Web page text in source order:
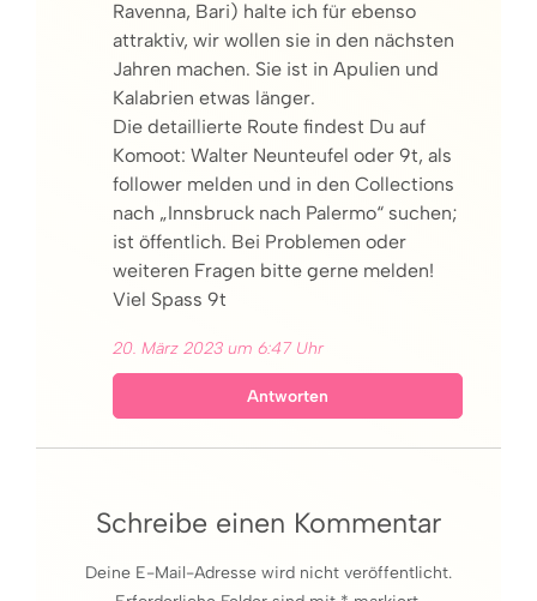
Ravenna, Bari) halte ich für ebenso
attraktiv, wir wollen sie in den nächsten
Jahren machen. Sie ist in Apulien und
Kalabrien etwas länger.
Die detaillierte Route findest Du auf
Komoot: Walter Neunteufel oder 9t, als
follower melden und in den Collections
nach „Innsbruck nach Palermo“ suchen;
ist öffentlich. Bei Problemen oder
weiteren Fragen bitte gerne melden!
Viel Spass 9t
20. März 2023 um 6:47 Uhr
Antworten
Schreibe einen Kommentar
Deine E-Mail-Adresse wird nicht veröffentlicht.